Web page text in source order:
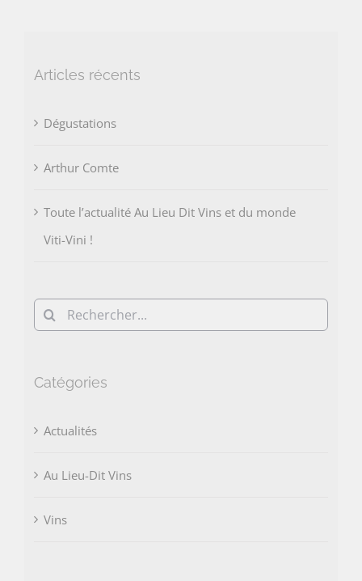
Articles récents
Dégustations
Arthur Comte
Toute l’actualité Au Lieu Dit Vins et du monde
Viti-Vini !
Rechercher:
Catégories
Actualités
Au Lieu-Dit Vins
Vins